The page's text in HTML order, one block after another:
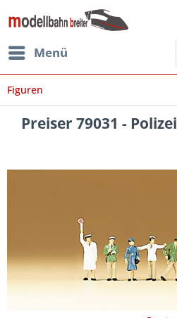
Menü
Figuren
Preiser 79031 - Polizei